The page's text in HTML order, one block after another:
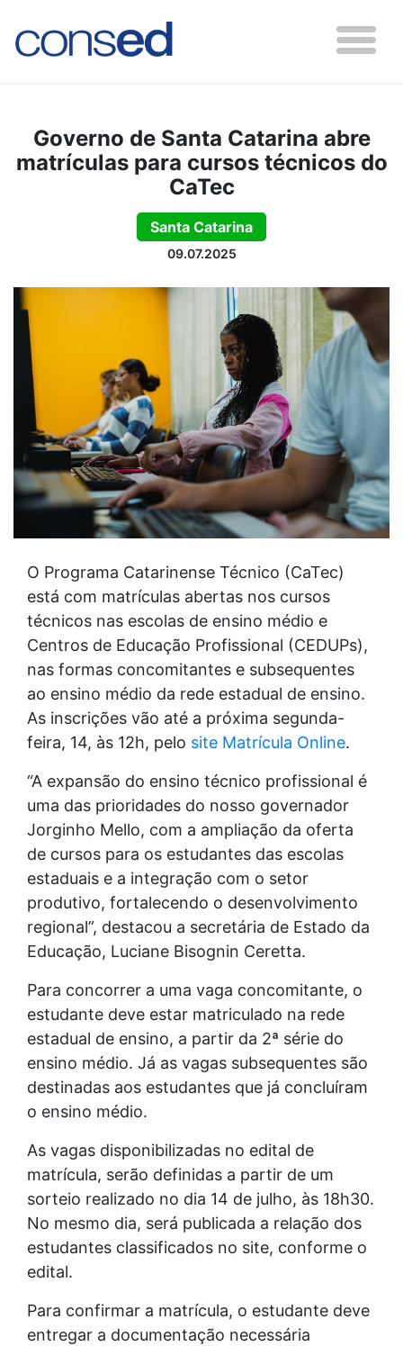
Governo de Santa Catarina abre
matrículas para cursos técnicos do
CaTec
Santa Catarina
09.07.2025
O Programa Catarinense Técnico (CaTec)
está com matrículas abertas nos cursos
técnicos nas escolas de ensino médio e
Centros de Educação Profissional (CEDUPs),
nas formas concomitantes e subsequentes
ao ensino médio da rede estadual de ensino.
As inscrições vão até a próxima segunda-
feira, 14, às 12h, pelo site Matrícula Online.
“A expansão do ensino técnico profissional é
uma das prioridades do nosso governador
Jorginho Mello, com a ampliação da oferta
de cursos para os estudantes das escolas
estaduais e a integração com o setor
produtivo, fortalecendo o desenvolvimento
regional”, destacou a secretária de Estado da
Educação, Luciane Bisognin Ceretta.
Para concorrer a uma vaga concomitante, o
estudante deve estar matriculado na rede
estadual de ensino, a partir da 2ª série do
ensino médio. Já as vagas subsequentes são
destinadas aos estudantes que já concluíram
o ensino médio.
As vagas disponibilizadas no edital de
matrícula, serão definidas a partir de um
sorteio realizado no dia 14 de julho, às 18h30.
No mesmo dia, será publicada a relação dos
estudantes classificados no site, conforme o
edital.
Para confirmar a matrícula, o estudante deve
entregar a documentação necessária